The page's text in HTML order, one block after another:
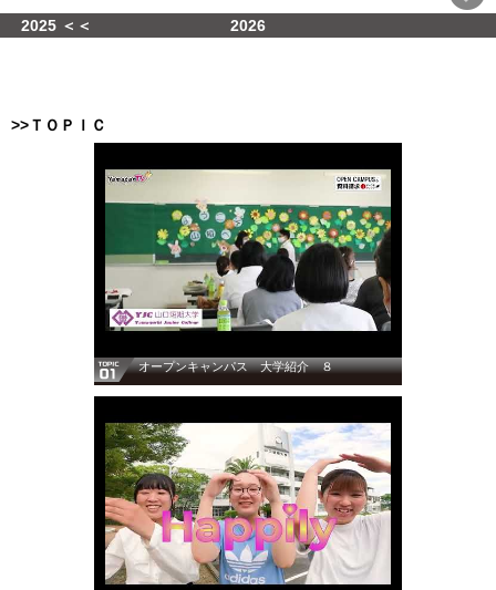
2025 ＜＜ 2026
>>ＴＯＰＩＣ
オープンキャンパス 大学紹介 ８